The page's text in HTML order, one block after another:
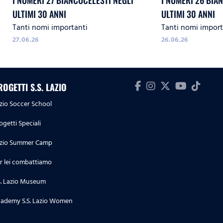
ULTIMI 30 ANNI
Tanti nomi importanti
27.06.26
ULTIMI 30 ANNI
Tanti nomi
26.06.26
S.S. LAZIO
Soccer School
Speciali
Summer Camp
lei combattiamo
Lazio Museum
S.S. Lazio Women